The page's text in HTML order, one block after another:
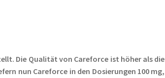
Die Qualität von Careforce ist höher als die
nun Careforce in den Dosierungen 100 mg,